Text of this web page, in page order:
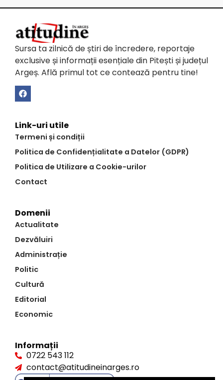
Sursa ta zilnică de știri de încredere, reportaje
exclusive și informații esențiale din Pitești și județul
Argeș. Află primul tot ce contează pentru tine!
Link-uri utile
Termeni și condiții
Politica de Confidențialitate a Datelor (GDPR)
Politica de Utilizare a Cookie-urilor
Contact
Domenii
Actualitate
Dezvăluiri
Administrație
Politic
Cultură
Editorial
Economic
Informații
0722 543 112
contact@atitudineinarges.ro